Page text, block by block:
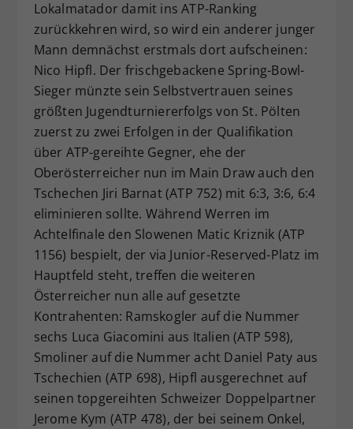
Lokalmatador damit ins ATP-Ranking
zurückkehren wird, so wird ein anderer junger
Mann demnächst erstmals dort aufscheinen:
Nico Hipfl. Der frischgebackene Spring-Bowl-
Sieger münzte sein Selbstvertrauen seines
größten Jugendturniererfolgs von St. Pölten
zuerst zu zwei Erfolgen in der Qualifikation
über ATP-gereihte Gegner, ehe der
Oberösterreicher nun im Main Draw auch den
Tschechen Jiri Barnat (ATP 752) mit 6:3, 3:6, 6:4
eliminieren sollte. Während Werren im
Achtelfinale den Slowenen Matic Kriznik (ATP
1156) bespielt, der via Junior-Reserved-Platz im
Hauptfeld steht, treffen die weiteren
Österreicher nun alle auf gesetzte
Kontrahenten: Ramskogler auf die Nummer
sechs Luca Giacomini aus Italien (ATP 598),
Smoliner auf die Nummer acht Daniel Paty aus
Tschechien (ATP 698), Hipfl ausgerechnet auf
seinen topgereihten Schweizer Doppelpartner
Jerome Kym (ATP 478), der bei seinem Onkel,